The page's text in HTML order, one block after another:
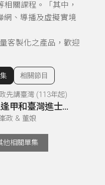
關課程。「其中，
網、導播及虛擬實境
客製化之產品，歡迎
顯示相關單集
相關節目
先講臺灣 (113年起)
丘逢甲和臺灣進士03
政 & 董娘
他相關單集